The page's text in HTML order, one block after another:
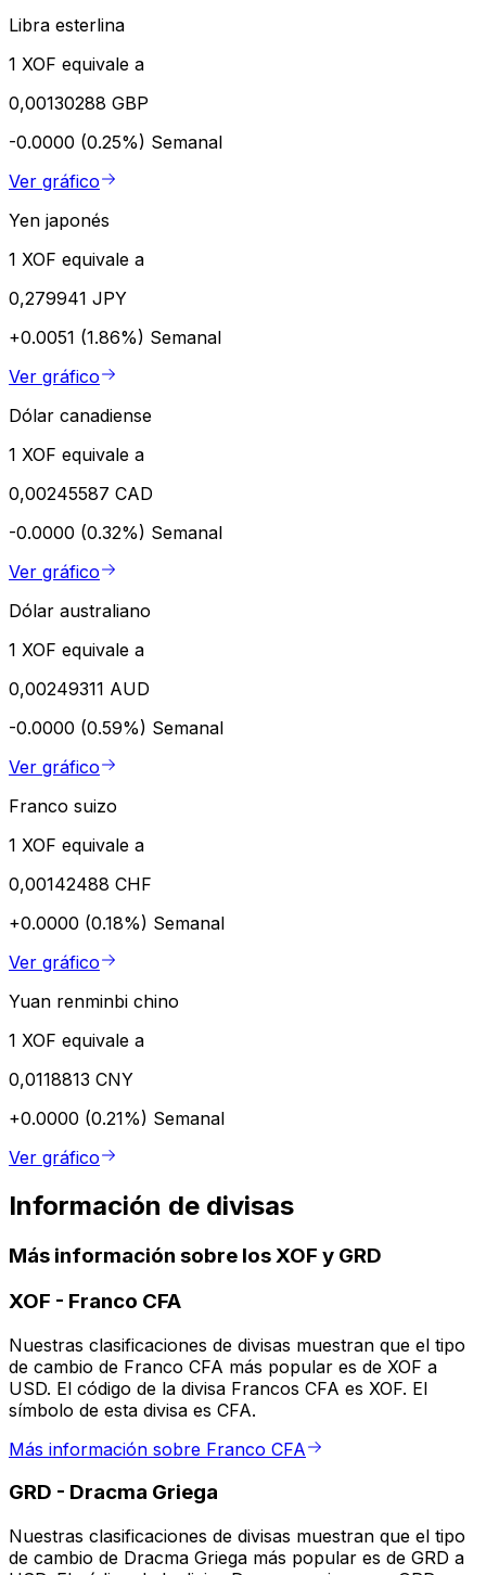
Libra esterlina
1 XOF equivale a
0,00130288 GBP
-0.0000 (0.25%) Semanal
Ver gráfico
Yen japonés
1 XOF equivale a
0,279941 JPY
+0.0051 (1.86%) Semanal
Ver gráfico
Dólar canadiense
1 XOF equivale a
0,00245587 CAD
-0.0000 (0.32%) Semanal
Ver gráfico
Dólar australiano
1 XOF equivale a
0,00249311 AUD
-0.0000 (0.59%) Semanal
Ver gráfico
Franco suizo
1 XOF equivale a
0,00142488 CHF
+0.0000 (0.18%) Semanal
Ver gráfico
Yuan renminbi chino
1 XOF equivale a
0,0118813 CNY
+0.0000 (0.21%) Semanal
Ver gráfico
Información de divisas
Más información sobre los XOF y GRD
XOF - Franco CFA
Nuestras clasificaciones de divisas muestran que el tipo
de cambio de Franco CFA más popular es de XOF a
USD. El código de la divisa Francos CFA es XOF. El
símbolo de esta divisa es CFA.
Más información sobre Franco CFA
GRD - Dracma Griega
Nuestras clasificaciones de divisas muestran que el tipo
de cambio de Dracma Griega más popular es de GRD a